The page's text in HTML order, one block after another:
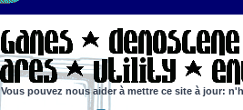
pouvez nous aider à mettre ce site à jour: